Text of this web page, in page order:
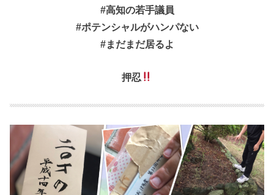
#高知の若手議員
#ポテンシャルがハンパない
#まだまだ居るよ
押忍